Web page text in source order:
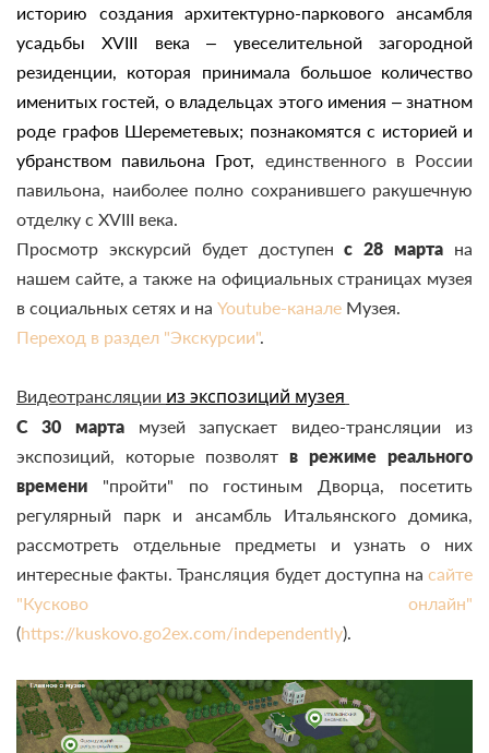
историю создания архитектурно-паркового ансамбля
усадьбы XVIII века – увеселительной загородной
резиденции, которая принимала большое количество
именитых гостей, о владельцах этого имения – знатном
роде графов Шереметевых; познакомятся с историей и
убранством павильона Грот,
единственного в России
павильона, наиболее полно сохранившего ракушечную
отделку с XVIII века.
Просмотр экскурсий будет доступенс 28 марта на
нашем сайте, а также на официальных страницах музея
в социальных сетях и на Youtube-канале Музея.
Переход в раздел "Экскурсии".
Видеотрансляции из экспозиций музея
С 30 мартамузей запускает видео-трансляции из
экспозиций, которые позволят в режиме реального
времени "пройти" по гостиным Дворца, посетить
регулярный парк и ансамбль Итальянского домика,
рассмотреть отдельные предметы и узнать о них
интересные факты. Трансляция будет доступна на сайте
"Кусково онлайн"
(https://kuskovo.go2ex.com/independently).